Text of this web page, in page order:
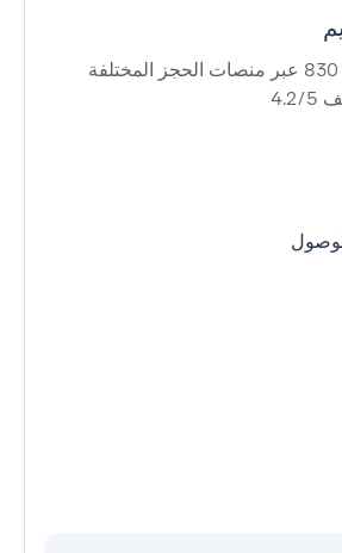
تم حجز هذه الوحدة 830 عبر منصات الحجز المختلفة
5